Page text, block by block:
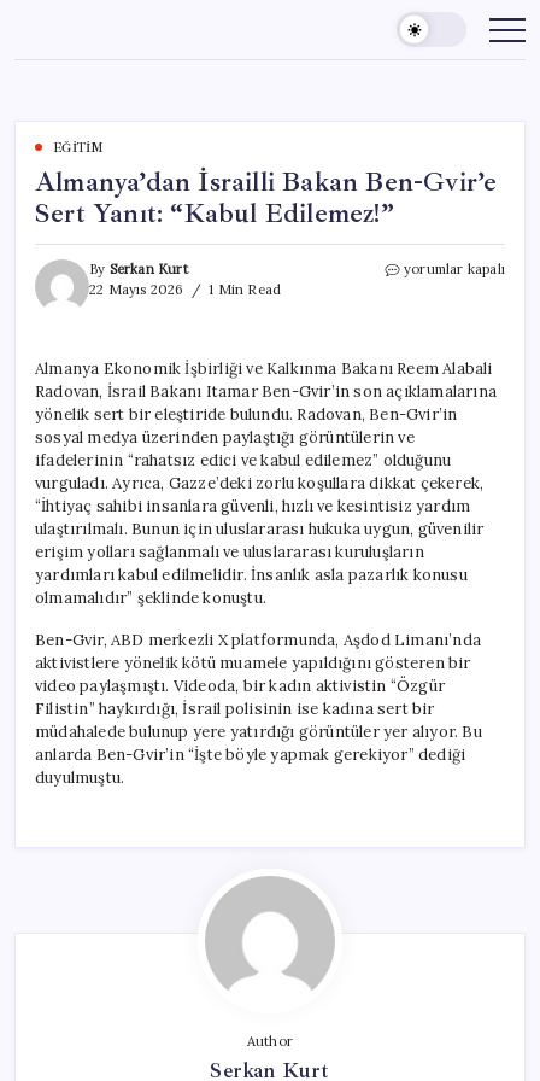
content
EĞITIM
Almanya’dan İsrailli Bakan Ben-Gvir’e
Sert Yanıt: “Kabul Edilemez!”
By Serkan Kurt
22 Mayıs 2026
1 Min Read
Almanya’dan
Sert
Yanıt:
“Kabul
Edilemez!”
için
yorumlar kapalı
Almanya Ekonomik İşbirliği ve Kalkınma Bakanı Reem Alabali
Radovan, İsrail Bakanı Itamar Ben-Gvir’in son açıklamalarına
yönelik sert bir eleştiride bulundu. Radovan, Ben-Gvir’in
sosyal medya üzerinden paylaştığı görüntülerin ve
ifadelerinin “rahatsız edici ve kabul edilemez” olduğunu
vurguladı. Ayrıca, Gazze’deki zorlu koşullara dikkat çekerek,
“İhtiyaç sahibi insanlara güvenli, hızlı ve kesintisiz yardım
ulaştırılmalı. Bunun için uluslararası hukuka uygun, güvenilir
erişim yolları sağlanmalı ve uluslararası kuruluşların
yardımları kabul edilmelidir. İnsanlık asla pazarlık konusu
olmamalıdır” şeklinde konuştu.
Ben-Gvir, ABD merkezli X platformunda, Aşdod Limanı’nda
aktivistlere yönelik kötü muamele yapıldığını gösteren bir
video paylaşmıştı. Videoda, bir kadın aktivistin “Özgür
Filistin” haykırdığı, İsrail polisinin ise kadına sert bir
müdahalede bulunup yere yatırdığı görüntüler yer alıyor. Bu
anlarda Ben-Gvir’in “İşte böyle yapmak gerekiyor” dediği
duyulmuştu.
Author
Serkan Kurt